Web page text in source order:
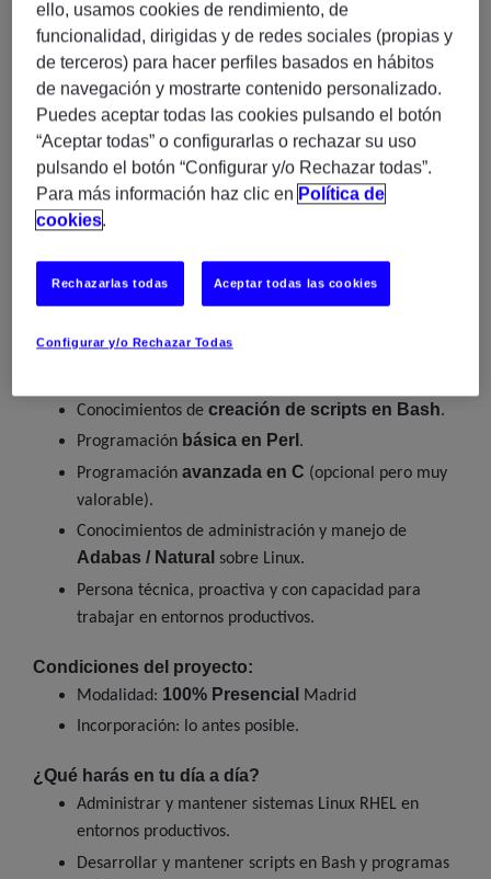
proporcionamos formación especializada asociada a las
líneas de servicio antes mencionadas. Contamos con una
plantilla de más de 1.800 profesionales especializados en IT
en España y presencia internacional en 54 países.
¿Qué buscamos?
En Experis buscamos un/aTécnico/a de Sistemas
Linux RHEL con desarrollo Perl y C – Presencial
Madrid (H/M/X)
Experiencia sólida enadministración de
Conocimientos de creación de scripts en Bash.
Programación básica en Perl .
Programación avanzada en C (opcional pero muy
valorable).
Conocimientos de administración y manejo de
Adabas / Natural sobre Linux.
Persona técnica, proactiva y con capacidad para
trabajar en entornos productivos.
Condiciones del proyecto:
Modalidad: 100% Presencial
Madrid
Incorporación: lo antes posible.
¿Qué harás en tu día a día?
Administrar y mantener sistemas Linux RHEL en
entornos productivos.
Desarrollar y mantener scripts en Bash y programas
ello, usamos cookies de rendimiento, de
funcionalidad, dirigidas y de redes sociales (propias y
de terceros) para hacer perfiles basados en hábitos
de navegación y mostrarte contenido personalizado.
Puedes aceptar todas las cookies pulsando el botón
“Aceptar todas” o configurarlas o rechazar su uso
pulsando el botón “Configurar y/o Rechazar todas”.
Para más información haz clic en Política de
cookies.
Configurar y/o Rechazar Todas
Rechazarlas todas Aceptar todas las cookies